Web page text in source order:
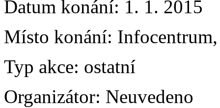
Datum konání: 1. 1. 2015
Místo konání:
Typ akce: ostatní
Organizátor: Neuvedeno